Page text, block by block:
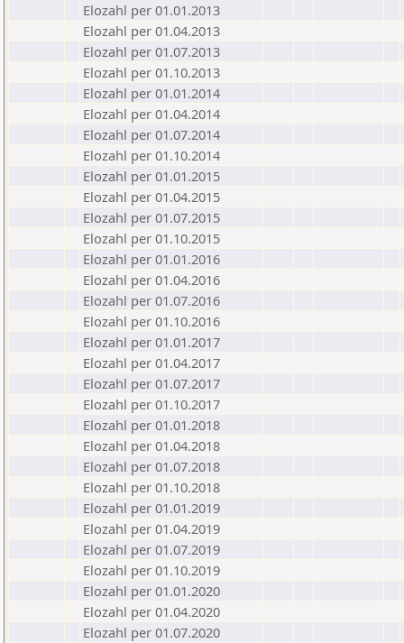
Elozahl per 01.01.2013
Elozahl per 01.04.2013
Elozahl per 01.07.2013
Elozahl per 01.10.2013
Elozahl per 01.01.2014
Elozahl per 01.04.2014
Elozahl per 01.07.2014
Elozahl per 01.10.2014
Elozahl per 01.01.2015
Elozahl per 01.04.2015
Elozahl per 01.07.2015
Elozahl per 01.10.2015
Elozahl per 01.01.2016
Elozahl per 01.04.2016
Elozahl per 01.07.2016
Elozahl per 01.10.2016
Elozahl per 01.01.2017
Elozahl per 01.04.2017
Elozahl per 01.07.2017
Elozahl per 01.10.2017
Elozahl per 01.01.2018
Elozahl per 01.04.2018
Elozahl per 01.07.2018
Elozahl per 01.10.2018
Elozahl per 01.01.2019
Elozahl per 01.04.2019
Elozahl per 01.07.2019
Elozahl per 01.10.2019
Elozahl per 01.01.2020
Elozahl per 01.04.2020
Elozahl per 01.07.2020